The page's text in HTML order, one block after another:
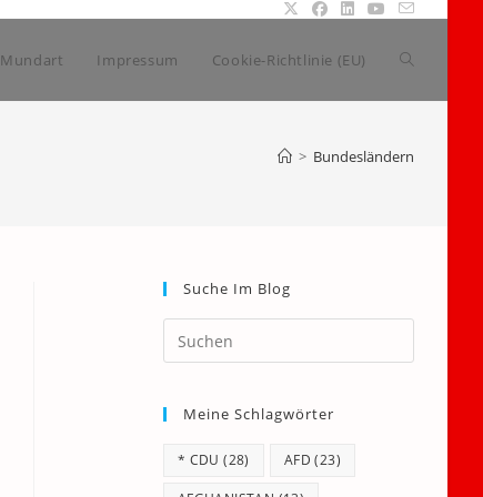
Mundart Impressum Cookie-Richtlinie (EU) Website-
> Bundesländern
Suche Im Blog
Escape
Meine Schlagwörter
* CDU (28) AFD (23)